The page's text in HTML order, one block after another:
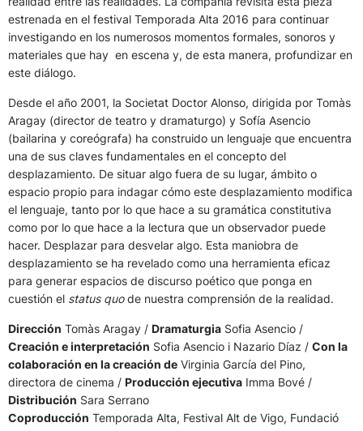
estrenada en el festival Temporada Alta 2016 para continuar
investigando en los numerosos momentos formales, sonoros y
materiales que hay en escena y, de esta manera, profundizar en
este diálogo.
Desde el año 2001, la Societat Doctor Alonso, dirigida por Tomàs
Aragay (director de teatro y dramaturgo) y Sofía Asencio
(bailarina y coreógrafa) ha construido un lenguaje que encuentra
una de sus claves fundamentales en el concepto del
desplazamiento. De situar algo fuera de su lugar, ámbito o
espacio propio para indagar cómo este desplazamiento modifica
el lenguaje, tanto por lo que hace a su gramática constitutiva
como por lo que hace a la lectura que un observador puede
hacer. Desplazar para desvelar algo. Esta maniobra de
desplazamiento se ha revelado como una herramienta eficaz
para generar espacios de discurso poético que ponga en
cuestión el status quode nuestra comprensión de la realidad.
Dirección Tomàs Aragay / Dramaturgia Sofia Asencio /
Creación e interpretación Sofia Asencio i Nazario Díaz / Con la
colaboración en la creación de Virginia García del Pino,
directora de cinema / Producción ejecutiva Imma Bové /
Distribución Sara Serrano
Coproducción Temporada Alta, Festival Alt de Vigo, Fundació